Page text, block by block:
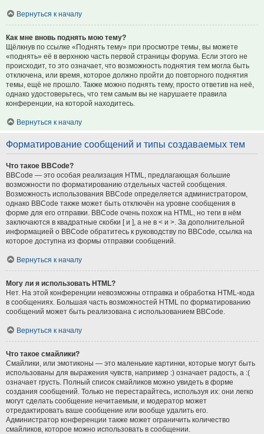
Вернуться к началу
Как мне вновь поднять мою тему?
Щёлкнув по ссылке «Поднять тему» при просмотре темы, вы можете
«поднять» её в верхнюю часть первой страницы форума. Если этого не
происходит, то это означает, что возможность поднятия тем могла быть
отключена, или время, которое должно пройти до повторного поднятия
темы, ещё не прошло. Также можно поднять тему, просто ответив на неё,
однако удостоверьтесь, что тем самым вы не нарушаете правила
конференции, на которой находитесь.
Вернуться к началу
Форматирование сообщений и типы создаваемых тем
Что такое BBCode?
BBCode — это особая реализация HTML, предлагающая большие
возможности по форматированию отдельных частей сообщения.
Возможность использования BBCode определяется администратором,
однако BBCode также может быть отключён на уровне сообщения в
форме для его отправки. BBCode очень похож на HTML, но теги в нём
заключаются в квадратные скобки [ и ], а не в < и >. За дополнительной
информацией о BBCode обратитесь к руководству по BBCode, ссылка на
которое доступна из формы отправки сообщений.
Вернуться к началу
Могу ли я использовать HTML?
Нет. На этой конференции невозможны отправка и обработка HTML-кода
в сообщениях. Большая часть возможностей HTML по форматированию
сообщений может быть реализована с использованием BBCode.
Вернуться к началу
Что такое смайлики?
Смайлики, или эмотиконы — это маленькие картинки, которые могут быть
использованы для выражения чувств, например :) означает радость, а :(
означает грусть. Полный список смайликов можно увидеть в форме
создания сообщений. Только не перестарайтесь, используя их: они легко
могут сделать сообщение нечитаемым, и модератор может
отредактировать ваше сообщение или вообще удалить его.
Администратор конференции также может ограничить количество
смайликов, которое можно использовать в сообщении.